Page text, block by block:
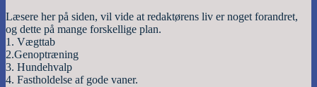
Læsere her på siden, vil vide at redaktørens liv er noget forandret,
og dette på mange forskellige plan.
1. Vægttab
2.Genoptræning
3. Hundehvalp
4. Fastholdelse af gode vaner.